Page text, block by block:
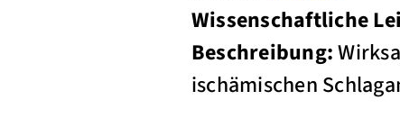
Wissenschaftliche
Beschreibung:
ischämischen